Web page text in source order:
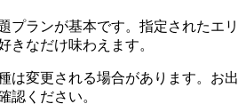
プランが基本です。指定されたエリ
きなだけ味わえます。
は変更される場合があります。お出
認ください。